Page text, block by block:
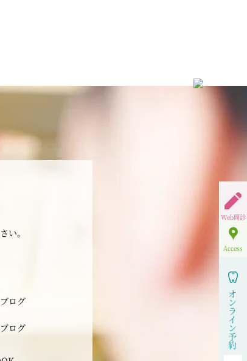
Web問診
Access
オ
ン
ラ
イ
ン
予
約
い。
ログ
ログ